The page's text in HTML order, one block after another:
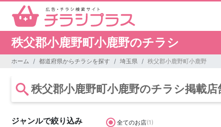
秩父郡小鹿野町小鹿野のチラシ
ホーム 都道府県からチラシを探す 埼玉県 秩父郡小鹿野町小鹿野
秩父郡小鹿野町小鹿野のチラシ掲載店
ジャンルで絞り込み 全てのお店(1)